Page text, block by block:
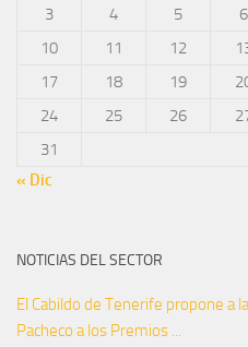
3
4 5 6
10
11 12
17
18 19
24
25 26
31
« Dic
NOTICIAS DEL SECTOR
El Cabildo de Tenerife propone a
Pacheco a los Premios ...